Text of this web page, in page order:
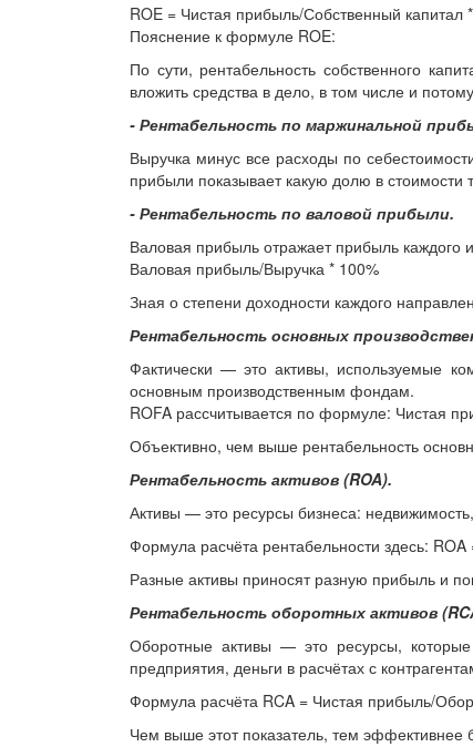
ROE = Чистая прибыль/Собственный капитал
Пояснение к формуле ROE:
По сути, рентабельность собственного
вложить средства в дело, в том числе и
- Рентабельность по маржинальной
Выручка минус все расходы по
прибыли показывает какую долю в стоимости
- Рентабельность по валовой прибыли.
Валовая прибыль отражает прибыль
Валовая прибыль/Выручка * 100%
Зная о степени доходности каждого
Рентабельность основных
Фактически — это активы, используемые
основным производственным фондам.
ROFA рассчитывается по формуле: Чистая
Объективно, чем выше рентабельность
Рентабельность активов (ROA).
Активы — это ресурсы бизнеса:
Формула расчёта рентабельности здесь:
Разные активы приносят разную прибыль и
Рентабельность оборотных активов
Оборотные активы — это ресурсы,
предприятия, деньги в расчётах с
Формула расчёта RCA = Чистая прибыль/
Чем выше этот показатель, тем эффективнее